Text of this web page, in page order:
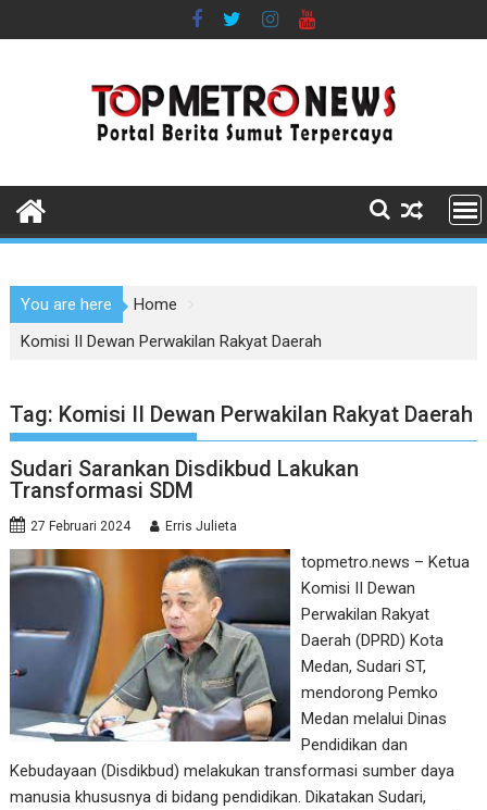
to
You are here
Home
Komisi II Dewan Perwakilan Rakyat Daerah
Tag: Komisi II Dewan Perwakilan Rakyat Daerah
Sudari Sarankan Disdikbud Lakukan
Transformasi SDM
27 Februari 2024 Erris Julieta
topmetro.news – Ketua
Komisi II Dewan
Perwakilan Rakyat
Daerah (DPRD) Kota
Medan, Sudari ST,
mendorong Pemko
Medan melalui Dinas
Pendidikan dan
Kebudayaan (Disdikbud) melakukan transformasi sumber daya
manusia khususnya di bidang pendidikan. Dikatakan Sudari,